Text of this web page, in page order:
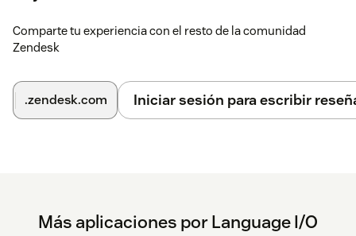
Comparte tu experiencia con el resto de la comunidad
Zendesk
.zendesk.com Iniciar sesión para escribir
Más aplicaciones por Language I/O